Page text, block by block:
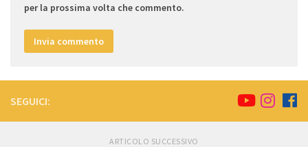
per la prossima volta che commento.
SEGUICI:
ARTICOLO SUCCESSIVO